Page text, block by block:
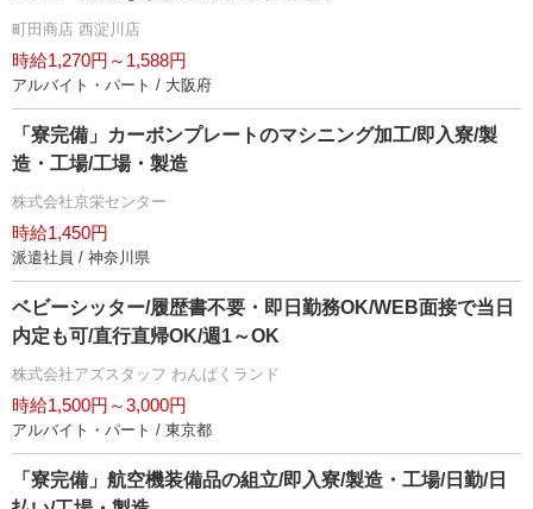
町田商店 西淀川店
時給1,270円～1,588円
アルバイト・パート / 大阪府
「寮完備」カーボンプレートのマシニング加工/即入寮/製
造・工場/工場・製造
株式会社京栄センター
時給1,450円
派遣社員 / 神奈川県
ベビーシッター/履歴書不要・即日勤務OK/WEB面接で当日
内定も可/直行直帰OK/週1～OK
株式会社アズスタッフ わんぱくランド
時給1,500円～3,000円
アルバイト・パート / 東京都
「寮完備」航空機装備品の組立/即入寮/製造・工場/日勤/日